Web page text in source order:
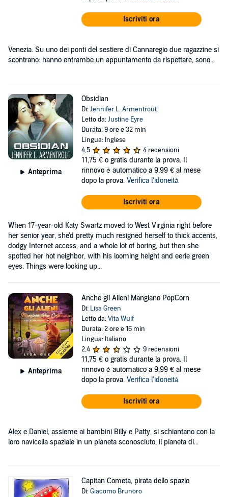
Iscriviti ora
Venezia. Su uno dei ponti del sestiere di Cannaregio due ragazzine si
scontrano: hanno entrambe un appuntamento da rispettare, sono...
Anteprima
Obsidian
Di:Jennifer L. Armentrout
Letto da:Justine Eyre
Durata: 9 ore e 32 min
Lingua: Inglese
4,5
4 recensioni
11,75 € o gratis durante la prova. Il
rinnovo è automatico a 9,99 € al mese
dopo la prova. Verifica l'idoneità
Iscriviti ora
When 17-year-old Katy Swartz moved to West Virginia right before
her senior year, she'd pretty much resigned herself to thick accents,
dodgy Internet access, and a whole lot of boring, but then she
spotted her hot neighbor, with his looming height and eerie green
eyes. Things were looking up...
Anteprima
Anche gli Alieni Mangiano PopCorn
Di: Lisa Green
Letto da:Vita Wulf
Durata: 2 ore e 16 min
Lingua: Italiano
2,4
9 recensioni
11,75 € o gratis durante la prova. Il
rinnovo è automatico a 9,99 € al mese
dopo la prova. Verifica l'idoneità
Iscriviti ora
Alex e Daniel, assieme ai bambini Billy e Patty, si schiantano con la
loro navicella spaziale in un pianeta sconosciuto, il pianeta di...
Capitan Cometa, pirata dello spazio
Di:Giacomo Brunoro